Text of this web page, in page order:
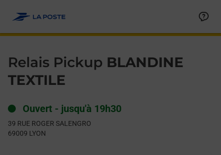
Relais Pickup BLANDINE
TEXTILE
Ouvert - jusqu'à 19h30
39 RUE ROGER SALENGRO
69009 LYON